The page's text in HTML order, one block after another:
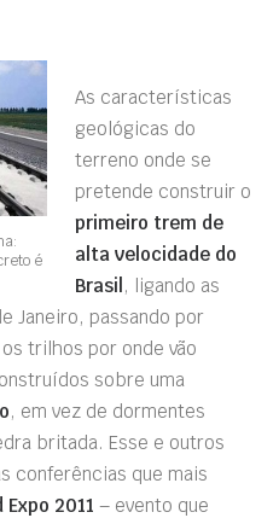
é
As características
geológicas do
terreno onde se
pretende construir o
primeiro trem de
alta velocidade do
Brasil , ligando as
Janeiro, passando por
trilhos por onde vão
sobre uma
, em vez de dormentes
britada. Esse e outros
conferências que mais
2011 – evento que